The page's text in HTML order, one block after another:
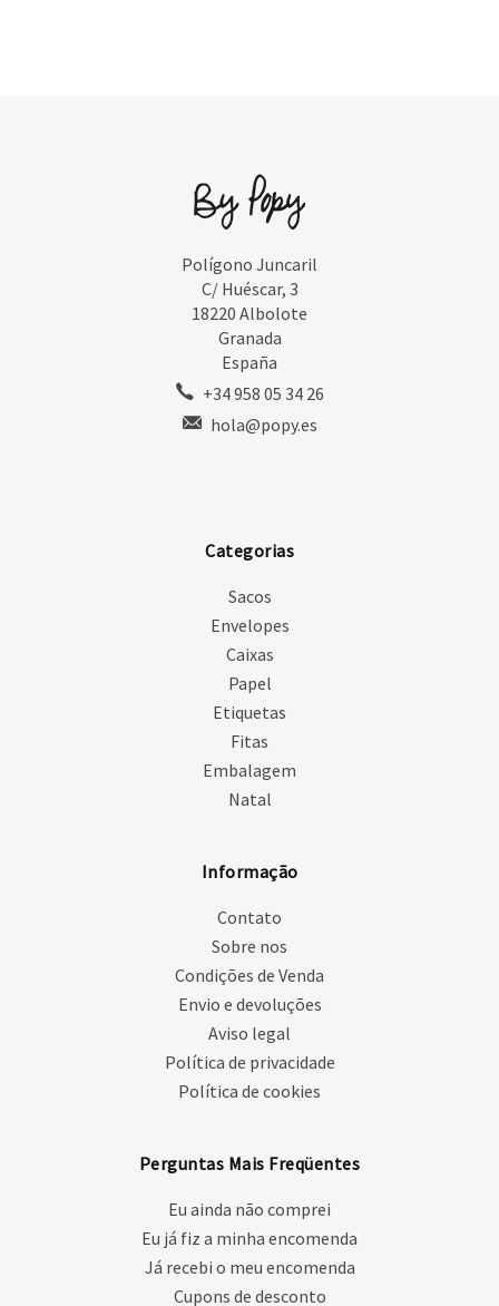
Polígono Juncaril
C/ Huéscar, 3
18220 Albolote
Granada
España
+34 958 05 34 26
hola@popy.es
Categorias
Sacos
Envelopes
Caixas
Papel
Etiquetas
Fitas
Embalagem
Natal
Informação
Contato
Sobre nos
Condições de Venda
Envio e devoluções
Aviso legal
Política de privacidade
Política de cookies
Perguntas Mais Freqüentes
Eu ainda não comprei
Eu já fiz a minha encomenda
Já recebi o meu encomenda
Cupons de desconto